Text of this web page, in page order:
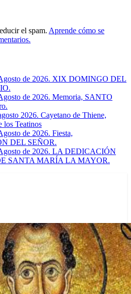
el spam. Aprende cómo se
de 2026. XIX DOMINGO DEL
de 2026. Memoria, SANTO
2026. Cayetano de Thiene,
los Teatinos
de 2026. Fiesta,
DEL SEÑOR.
de 2026. LA DEDICACIÓN
SANTA MARÍA LA MAYOR.